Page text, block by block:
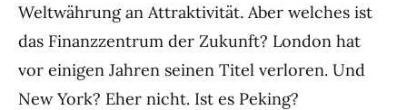
Weltwährung an Attraktivität. Aber welches ist
das Finanzzentrum der Zukunft? London hat
vor einigen Jahren seinen Titel verloren. Und
New York? Eher nicht. Ist es Peking?